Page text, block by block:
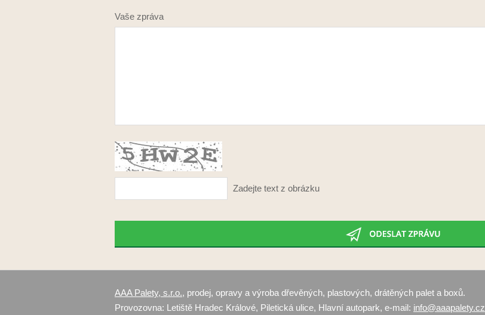
Vaše zpráva
Zadejte text z obrázku
AAA Palety, s.r.o., prodej, opravy a výroba dřevěných, plastových, drátěných palet a boxů.
Provozovna: Letiště Hradec Králové, Piletická ulice, Hlavní autopark, e-mail: info@aaapalety.cz